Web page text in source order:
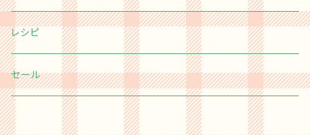
Happy message 30's
moda
Kei Fabric
カットクロス
Happy message 30's
moda
チャームパック
ミニチャームパック
レシピ
セール